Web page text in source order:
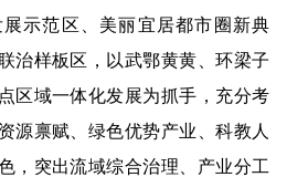
示范区、美丽宜居都市圈新典
治样板区，以武鄂黄黄、环梁子
区域一体化发展为抓手，充分考
源禀赋、绿色优势产业、科教人
，突出流域综合治理、产业分工